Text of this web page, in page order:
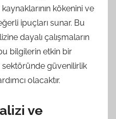
kökenini ve
ipuçları sunar. Bu
dayalı çalışmaların
bilgilerin etkin bir
sektöründe güvenilirlik
olacaktır.
ve